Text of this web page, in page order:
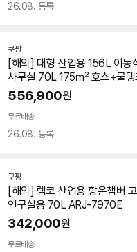
26.08. 등록
쿠팡
[해외] 대형 산업용 156L 이동
사무실 70L 175㎡ 호스+물탱
556,900원
무료배송
26.08. 등록
쿠팡
[해외] 렘코 산업용 항온챔버
연구실용 70L ARJ-7970E
342,000원
무료배송